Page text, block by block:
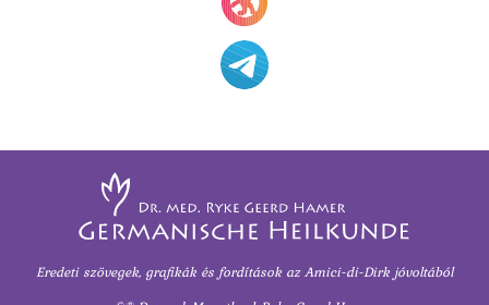
Eredeti szövegek, grafikák és fordítások az Amici-di-Dirk jóvoltából